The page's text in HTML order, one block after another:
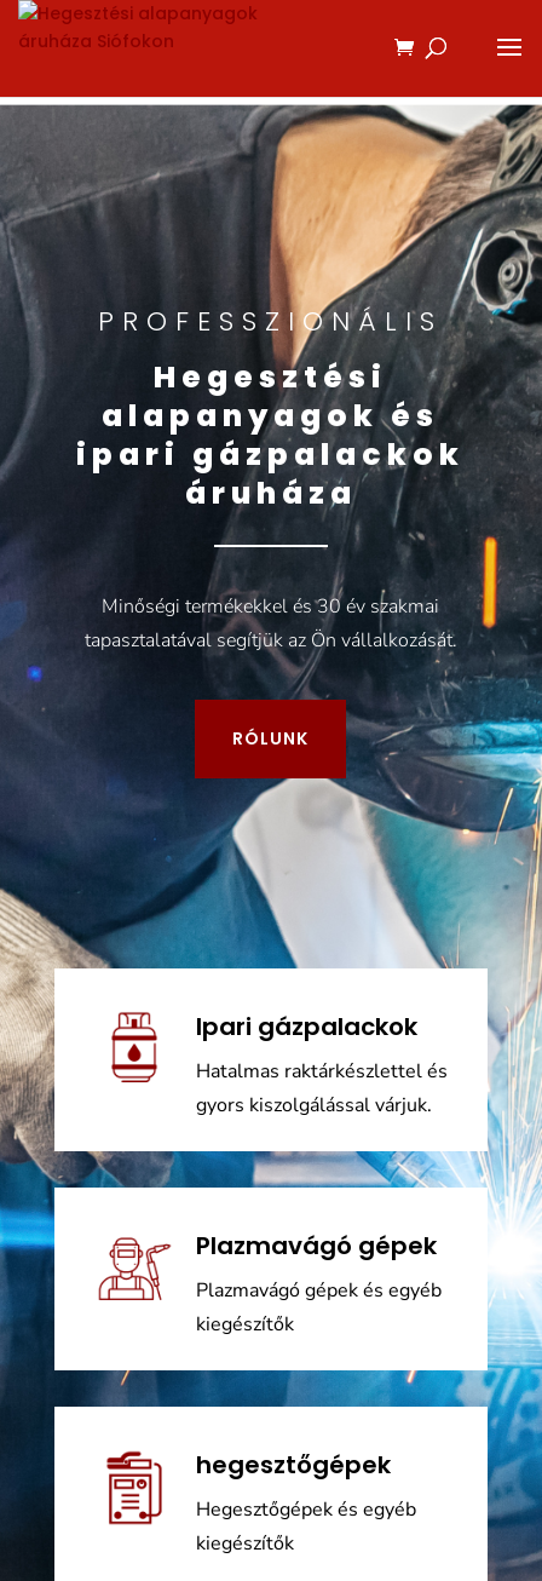
PROFESSZIONÁLIS
Hegesztési
alapanyagok és
ipari gázpalackok
áruháza
Minőségi termékekkel és 30 év szakmai
tapasztalatával segítjük az Ön vállalkozását.
RÓLUNK
Ipari gázpalackok
Hatalmas raktárkészlettel és
gyors kiszolgálással várjuk.
Plazmavágó gépek
Plazmavágó gépek és egyéb
kiegészítők
hegesztőgépek
Hegesztőgépek és egyéb
kiegészítők